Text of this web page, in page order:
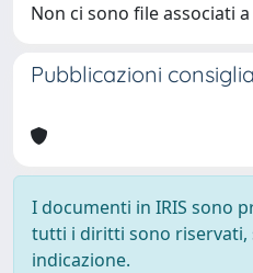
Non ci sono file associati
Pubblicazioni
I documenti in IRIS sono
tutti i diritti sono riservati,
indicazione.